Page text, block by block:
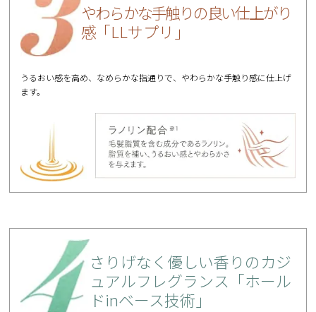
やわらかな手触りの良い仕上がり
感「LLサプリ」
うるおい感を高め、なめらかな指通りで、やわらかな手触り感に仕上げ
ます。
さりげなく優しい香りのカジ
ュアルフレグランス 「ホール
ドinベース技術」